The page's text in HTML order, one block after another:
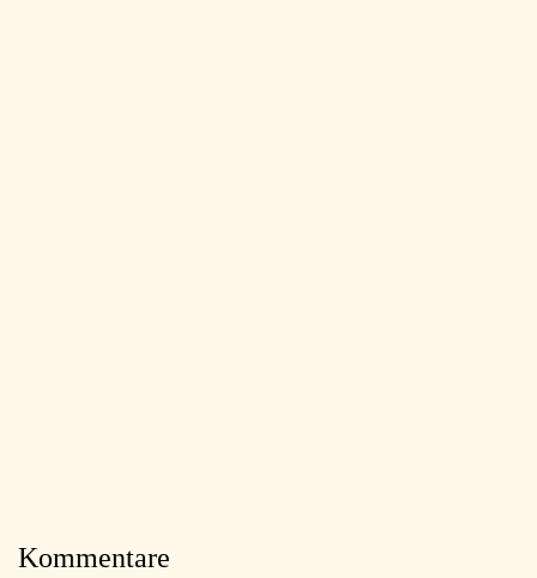
Kommentare